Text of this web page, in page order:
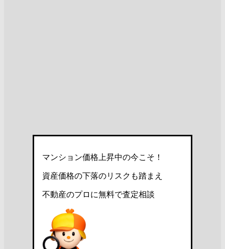
マンション価格上昇中の今こそ！
資産価格の下落のリスクも踏まえ
不動産のプロに無料で査定相談